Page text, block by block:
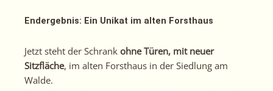
Endergebnis: Ein Unikat im alten Forsthaus
Jetzt steht der Schrank ohne Türen, mit neuer
Sitzfläche, im alten Forsthaus in der Siedlung am
Walde.